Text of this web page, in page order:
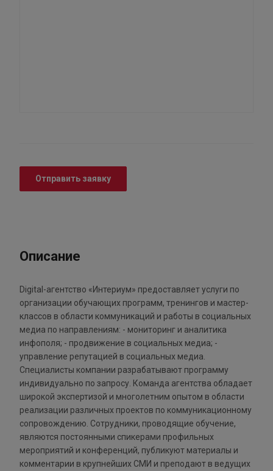
Отправить заявку
Описание
Digital-агентство «Интериум» предоставляет услуги по
организации обучающих программ, тренингов и мастер-
классов в области коммуникаций и работы в социальных
медиа по направлениям: - мониторинг и аналитика
инфополя; - продвижение в социальных медиа; -
управление репутацией в социальных медиа.
Специалисты компании разрабатывают программу
индивидуально по запросу. Команда агентства обладает
широкой экспертизой и многолетним опытом в области
реализации различных проектов по коммуникационному
сопровождению. Сотрудники, проводящие обучение,
являются постоянными спикерами профильных
мероприятий и конференций, публикуют материалы и
комментарии в крупнейших СМИ и преподают в ведущих